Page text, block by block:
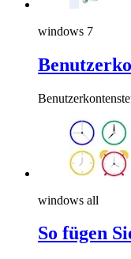
windows 7
windows all
So fügen